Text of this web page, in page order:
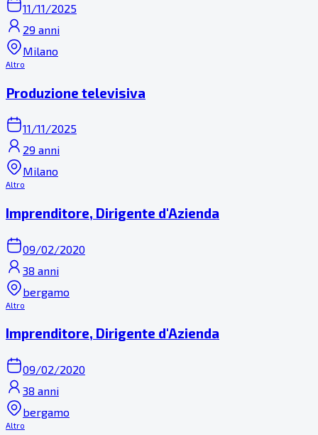
11/11/2025
29 anni
Milano
Altro
Produzione televisiva
11/11/2025
29 anni
Milano
Altro
Imprenditore, Dirigente d'Azienda
09/02/2020
38 anni
bergamo
Altro
Imprenditore, Dirigente d'Azienda
09/02/2020
38 anni
bergamo
Altro